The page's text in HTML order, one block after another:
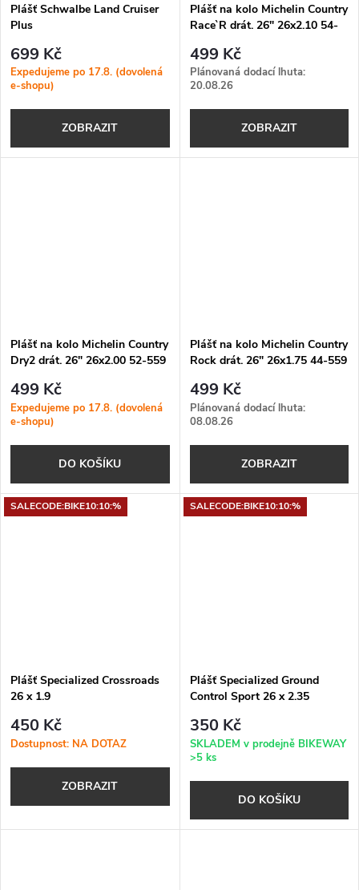
Plášť Schwalbe Land Cruiser
Plus
699 Kč
Expedujeme po 17.8. (dovolená
e-shopu)
ZOBRAZIT
Plášť na kolo Michelin Country
Race`R drát. 26" 26x2.10 54-
499 Kč
Plánovaná dodací lhuta:
20.08.26
ZOBRAZIT
Plášť na kolo Michelin Country
Dry2 drát. 26" 26x2.00 52-559
499 Kč
Expedujeme po 17.8. (dovolená
e-shopu)
DO KOŠÍKU
Plášť na kolo Michelin Country
Rock drát. 26" 26x1.75 44-559
499 Kč
Plánovaná dodací lhuta:
08.08.26
ZOBRAZIT
SALECODE:BIKE10:10:%
Plášť Specialized Crossroads
26 x 1.9
450 Kč
Dostupnost: NA DOTAZ
ZOBRAZIT
SALECODE:BIKE10:10:%
Plášť Specialized Ground
Control Sport 26 x 2.35
350 Kč
SKLADEM v prodejně BIKEWAY
>5 ks
DO KOŠÍKU